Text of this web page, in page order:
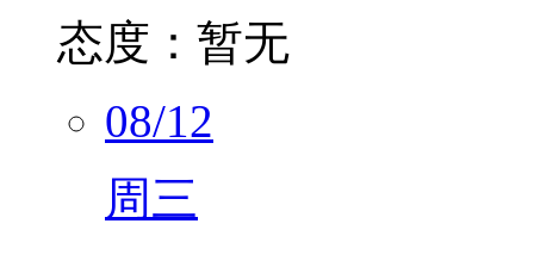
态度： 暂无
08/12
周三